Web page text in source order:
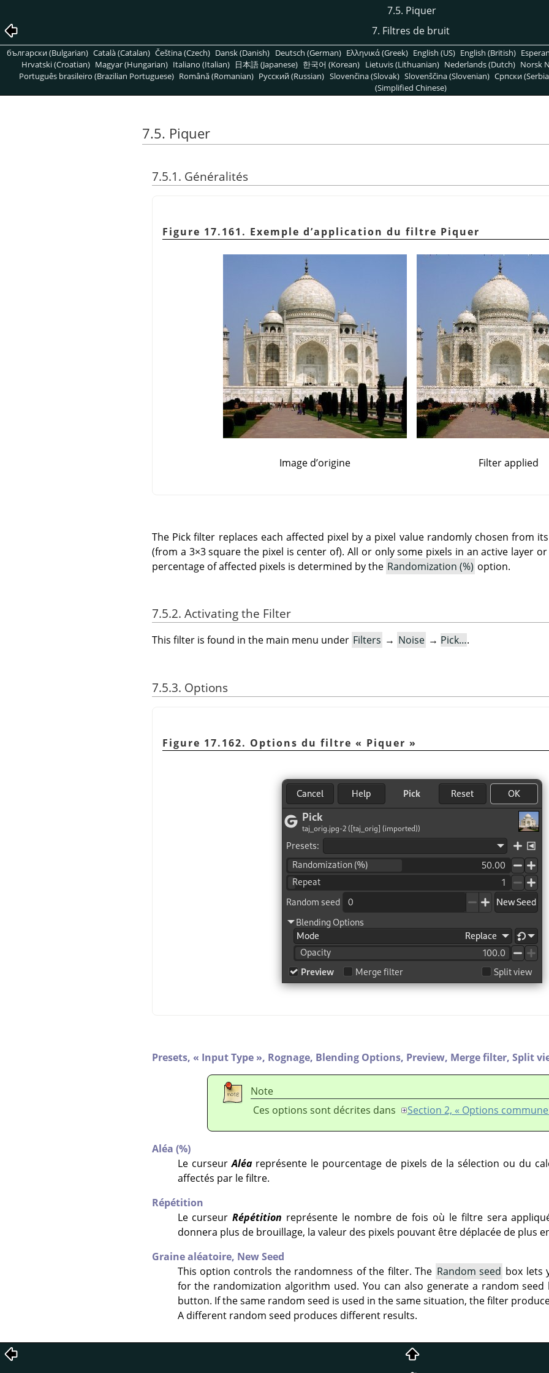
7.5. Piquer
7. Filtres de bruit
български (Bulgarian) Català (Catalan) Čeština (Czech) Dansk (Danish) Deutsch (German) Ελληνικά (Greek) English (US) English (British)
Hrvatski (Croatian) Magyar (Hungarian) Italiano (Italian) 日本語 (Japanese) 한국어 (Korean) Lietuvis (Lithuanian) Nederlands (Dutch) Norsk
Português brasileiro (Brazilian Portuguese) Română (Romanian) Pусский (Russian) Slovenčina (Slovak) Slovenščina (Slovenian) Српски
(Simplified Chinese)
7.5. Piquer
7.5.1. Généralités
Figure 17.161. Exemple d’application du filtre Piquer
Image d’origine Filter applied
The Pick filter replaces each affected pixel by a pixel value randomly chosen from
(from a 3×3 square the pixel is center of). All or only some pixels in an active layer
percentage of affected pixels is determined by the Randomization (%) option.
7.5.2. Activating the Filter
This filter is found in the main menu under Filters → Noise → Pick….
7.5.3. Options
Figure 17.162. Options du filtre « Piquer »
Presets, « Input Type », Rognage, Blending Options, Preview, Merge filter, Split
Note
Ces options sont décrites dans
Section 2, « Options
Aléa (%)
Le curseurAléareprésente le pourcentage de pixels de la sélection ou du
affectés par le filtre.
Répétition
Le curseurRépétition représente le nombre de fois où le filtre sera
donnera plus de brouillage, la valeur des pixels pouvant être déplacée de plus
Graine aléatoire, New Seed
This option controls the randomness of the filter. The Random seed box lets
for the randomization algorithm used. You can also generate a random
button. If the same random seed is used in the same situation, the filter
A different random seed produces different results.